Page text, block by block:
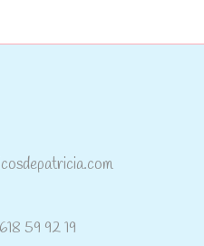
59 92 19